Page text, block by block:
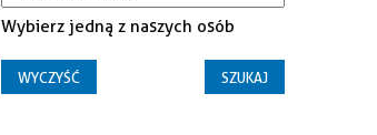
Wybierz jedną z naszych osób